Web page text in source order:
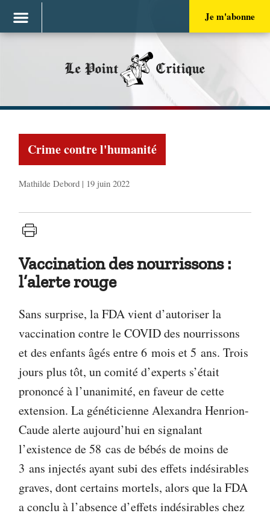
Je m'abonne
Le Point Critique
Crime contre l'humanité
Mathilde Debord | 19 juin 2022
Vaccination des nourrissons :
l’alerte rouge
Sans surprise, la FDA vient d’autoriser la
vaccination contre le COVID des nourrissons
et des enfants âgés entre 6 mois et 5 ans. Trois
jours plus tôt, un comité d’experts s’était
prononcé à l’unanimité, en faveur de cette
extension. La généticienne Alexandra Henrion-
Caude alerte aujourd’hui en signalant
l’existence de 58 cas de bébés de moins de
3 ans injectés ayant subi des effets indésirables
graves, dont certains mortels, alors que la FDA
a conclu à l’absence d’effets indésirables chez